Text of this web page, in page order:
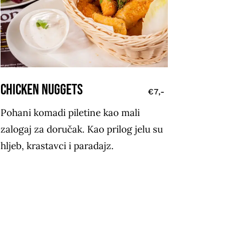
CHICKEN NUGGETS €7,-
Pohani komadi piletine kao mali
zalogaj za doručak. Kao prilog jelu su
hljeb, krastavci i paradajz.